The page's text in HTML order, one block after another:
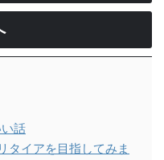
話
タイアを目指してみま